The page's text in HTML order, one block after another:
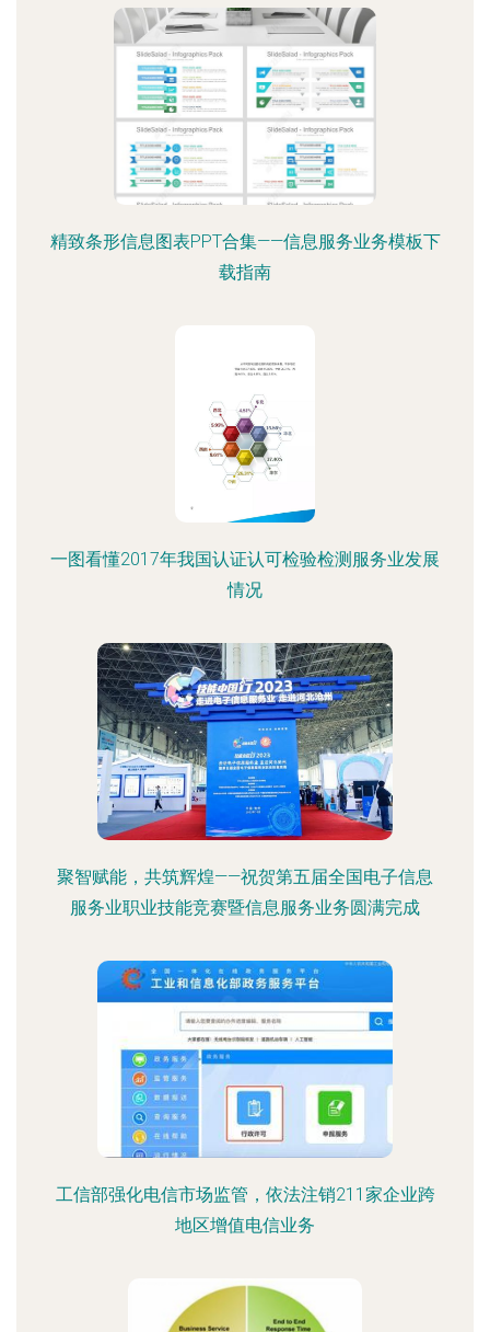
精致条形信息图表PPT合集——信息服务业务模板下
载指南
一图看懂2017年我国认证认可检验检测服务业发展
情况
聚智赋能，共筑辉煌——祝贺第五届全国电子信息
服务业职业技能竞赛暨信息服务业务圆满完成
工信部强化电信市场监管，依法注销211家企业跨
地区增值电信业务